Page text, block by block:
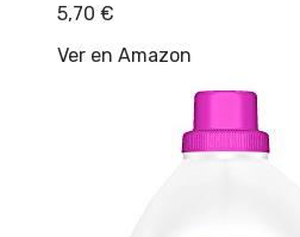
5,70 €
Ver en Amazon